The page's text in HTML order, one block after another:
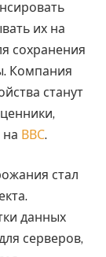
их на
сохранения
Компания
станут
на ВВС.
стал
данных
серверов,